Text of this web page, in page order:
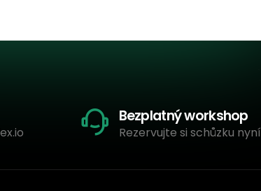
Bezplatný workshop
Rezervujte si schůzku nyní